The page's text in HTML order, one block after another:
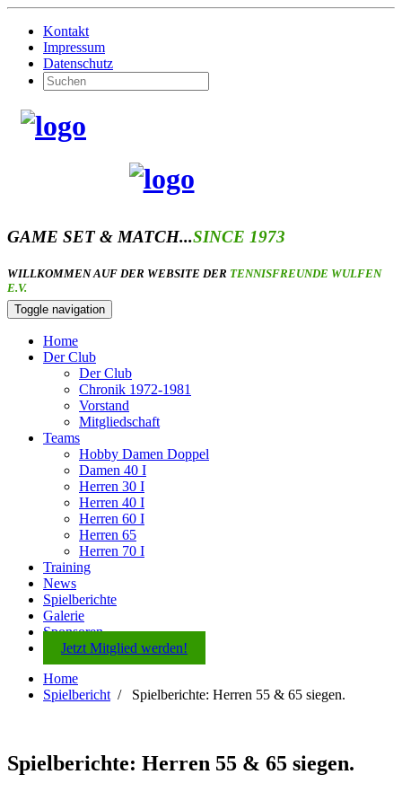
Kontakt
Impressum
Datenschutz
GAME SET & MATCH...SINCE 1973
WILLKOMMEN AUF DER WEBSITE DER TENNISFREUNDE WULFEN
E.V.
Toggle navigation
Home
Der Club
Der Club
Chronik 1972-1981
Vorstand
Mitgliedschaft
Teams
Hobby Damen Doppel
Damen 40 I
Herren 30 I
Herren 40 I
Herren 60 I
Herren 65
Herren 70 I
Training
News
Spielberichte
Galerie
Sponsoren
Jetzt Mitglied werden!
Home
Spielbericht / Spielberichte: Herren 55 & 65 siegen.
Spielberichte: Herren 55 & 65 siegen.